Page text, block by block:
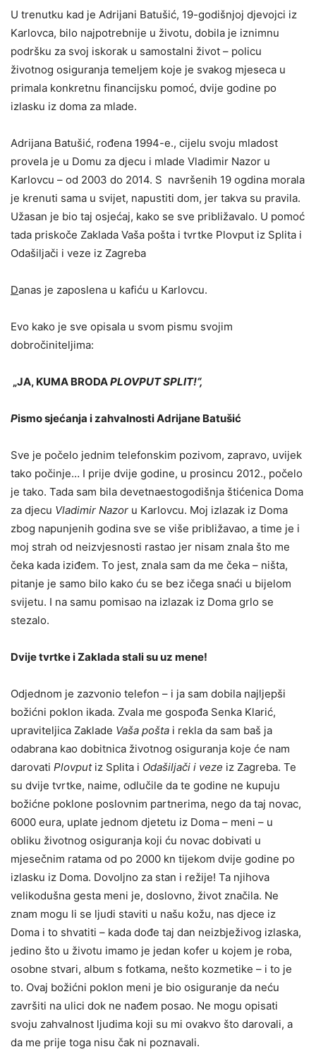
U trenutku kad je Adrijani Batušić, 19-godišnjoj djevojci iz
Karlovca, bilo najpotrebnije u životu, dobila je iznimnu
podršku za svoj iskorak u samostalni život – policu
životnog osiguranja temeljem koje je svakog mjeseca u
primala konkretnu financijsku pomoć, dvije godine po
izlasku iz doma za mlade.
Adrijana Batušić, rođena 1994-e., cijelu svoju mladost
provela je u Domu za djecu i mlade Vladimir Nazor u
Karlovcu – od 2003 do 2014. S navršenih 19 ogdina morala
je krenuti sama u svijet, napustiti dom, jer takva su pravila.
Užasan je bio taj osjećaj, kako se sve približavalo. U pomoć
tada priskoče Zaklada Vaša pošta i tvrtke Plovput iz Splita i
Odašiljači i veze iz Zagreba
Danas je zaposlena u kafiću u Karlovcu.
Evo kako je sve opisala u svom pismu svojim
dobročiniteljima:
„JA, KUMA BRODAPLOVPUT SPLIT!“,
Pismo sjećanja i zahvalnosti Adrijane Batušić
Sve je počelo jednim telefonskim pozivom, zapravo, uvijek
tako počinje… I prije dvije godine, u prosincu 2012., počelo
je tako. Tada sam bila devetnaestogodišnja štićenica Doma
za djecu Vladimir Nazor u Karlovcu. Moj izlazak iz Doma
zbog napunjenih godina sve se više približavao, a time je i
moj strah od neizvjesnosti rastao jer nisam znala što me
čeka kada iziđem. To jest, znala sam da me čeka – ništa,
pitanje je samo bilo kako ću se bez ičega snaći u bijelom
svijetu. I na samu pomisao na izlazak iz Doma grlo se
stezalo.
Dvije tvrtke i Zaklada stali su uz mene!
Odjednom je zazvonio telefon – i ja sam dobila najljepši
božićni poklon ikada. Zvala me gospođa Senka Klarić,
upraviteljica Zaklade Vaša pošta i rekla da sam baš ja
odabrana kao dobitnica životnog osiguranja koje će nam
darovati Plovput iz Splita i Odašiljači i veze iz Zagreba. Te
su dvije tvrtke, naime, odlučile da te godine ne kupuju
božićne poklone poslovnim partnerima, nego da taj novac,
6000 eura, uplate jednom djetetu iz Doma – meni – u
obliku životnog osiguranja koji ću novac dobivati u
mjesečnim ratama od po 2000 kn tijekom dvije godine po
izlasku iz Doma. Dovoljno za stan i režije! Ta njihova
velikodušna gesta meni je, doslovno, život značila. Ne
znam mogu li se ljudi staviti u našu kožu, nas djece iz
Doma i to shvatiti – kada dođe taj dan neizbježivog izlaska,
jedino što u životu imamo je jedan kofer u kojem je roba,
osobne stvari, album s fotkama, nešto kozmetike – i to je
to. Ovaj božićni poklon meni je bio osiguranje da neću
završiti na ulici dok ne nađem posao. Ne mogu opisati
svoju zahvalnost ljudima koji su mi ovakvo što darovali, a
da me prije toga nisu čak ni poznavali.